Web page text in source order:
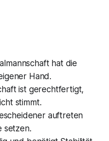
hat die
Hand.
ist gerechtfertigt,
stimmt.
auftreten
setzen.